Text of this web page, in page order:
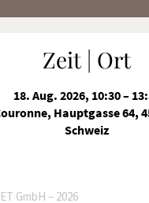
Zeit | Ort
18. Aug. 2026, 10:30 –
Hauptgasse 64,
Schweiz
GmbH – 2026